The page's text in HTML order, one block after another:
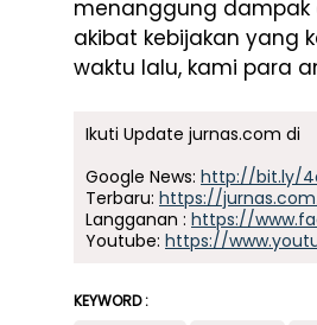
menanggung dampak
akibat kebijakan yang
waktu lalu, kami para
Ikuti Update jurnas.com di
Google News: http://bit.ly/
Terbaru: https://
Langganan : https://
Youtube: https://
KEYWORD :